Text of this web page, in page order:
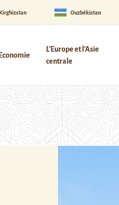
Kirghizstan Ouzbékistan
Economie
L'Europe et l'Asie
centrale